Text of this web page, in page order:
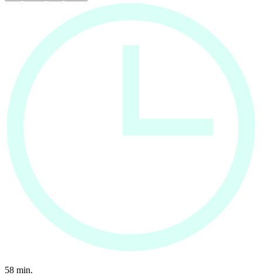
58 min.